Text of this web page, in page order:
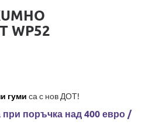
WP52
гуми са с нов ДОТ!
при поръчка над 400 евро /